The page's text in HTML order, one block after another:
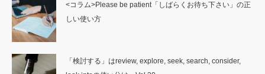
<コラム>Please be patient「しばらくお待ち下さい」の正
しい使い方
「検討する」はreview, explore, seek, search, consider,